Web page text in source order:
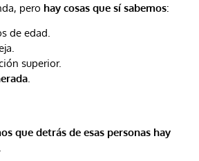
pero hay cosas que sí sabemos:
de edad.
superior.
.
que detrás de esas personas hay